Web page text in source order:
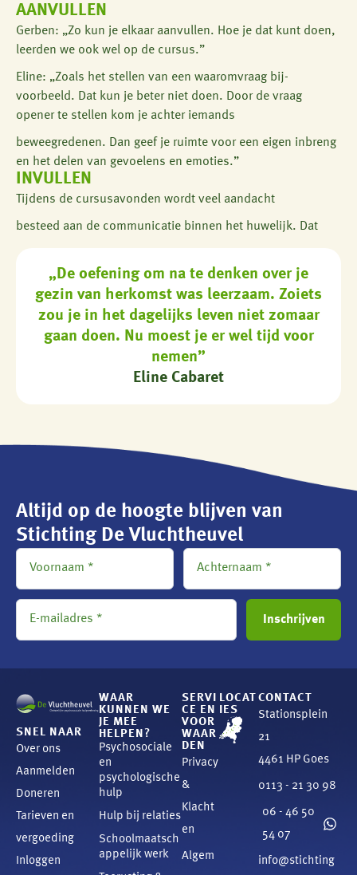
AANVULLEN
Gerben: „Zo kun je elkaar aanvullen. Hoe je dat kunt doen,
leerden we ook wel op de cursus.”
Eline: „Zoals het stellen van een waaromvraag bij-
voorbeeld. Dat kun je beter niet doen. Door de vraag
opener te stellen kom je achter iemands
beweegredenen. Dan geef je ruimte voor een eigen inbreng
en het delen van gevoelens en emoties.”
INVULLEN
Tijdens de cursusavonden wordt veel aandacht
besteed aan de communicatie binnen het huwelijk. Dat
„De oefening om na te denken over je
gezin van herkomst was leerzaam. Zoiets
zou je in het dagelijks leven niet zomaar
gaan doen. Nu moest je er wel tijd voor
nemen”
Eline Cabaret
Altijd op de hoogte blijven van
Stichting De Vluchtheuvel
SNEL NAAR
Over ons
Aanmelden
Doneren
Tarieven en
vergoeding
Inloggen
WAAR
KUNNEN WE
JE MEE
HELPEN?
Psychosociale
en
psychologische
hulp
Hulp bij relaties
Schoolmaatsch
appelijk werk
SERVI
CE EN
VOOR
WAAR
DEN
Privacy
&
Klacht
en
Algem
LOCAT
IES
CONTACT
Stationsplein
21
4461 HP Goes
0113 - 21 30 98
06 - 46 50
54 07
info@stichting